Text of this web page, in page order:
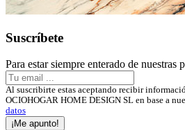
Suscríbete
Para estar siempre enterado de nuestras
Al suscribirte estas aceptando recibir
OCIOHOGAR HOME DESIGN SL en base a
datos
¡Me apunto!